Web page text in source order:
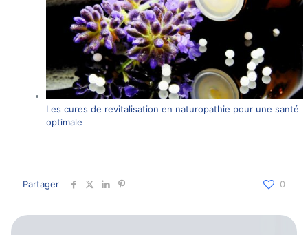
Les cures de revitalisation en naturopathie pour une santé
optimale
Partager 0